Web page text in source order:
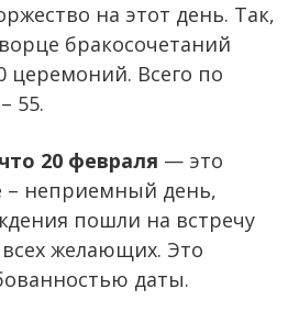
на этот день. Так,
бракосочетаний
церемоний. Всего по
55.
20 февраля — это
– неприемный день,
пошли на встречу
желающих. Это
даты.